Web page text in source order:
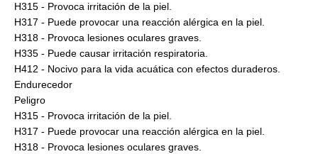
H315 - Provoca irritación de la piel.
H317 - Puede provocar una reacción alérgica en la piel.
H318 - Provoca lesiones oculares graves.
H335 - Puede causar irritación respiratoria.
H412 - Nocivo para la vida acuática con efectos duraderos.
Endurecedor
Peligro
H315 - Provoca irritación de la piel.
H317 - Puede provocar una reacción alérgica en la piel.
H318 - Provoca lesiones oculares graves.